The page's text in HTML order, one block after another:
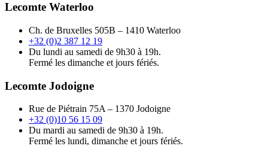
Lecomte Waterloo
Ch. de Bruxelles 505B – 1410 Waterloo
+32 (0)2 387 12 19
Du lundi au samedi de 9h30 à 19h.
Fermé les dimanche et jours fériés.
Lecomte Jodoigne
Rue de Piétrain 75A – 1370 Jodoigne
+32 (0)10 56 15 09
Du mardi au samedi de 9h30 à 19h.
Fermé les lundi, dimanche et jours fériés.